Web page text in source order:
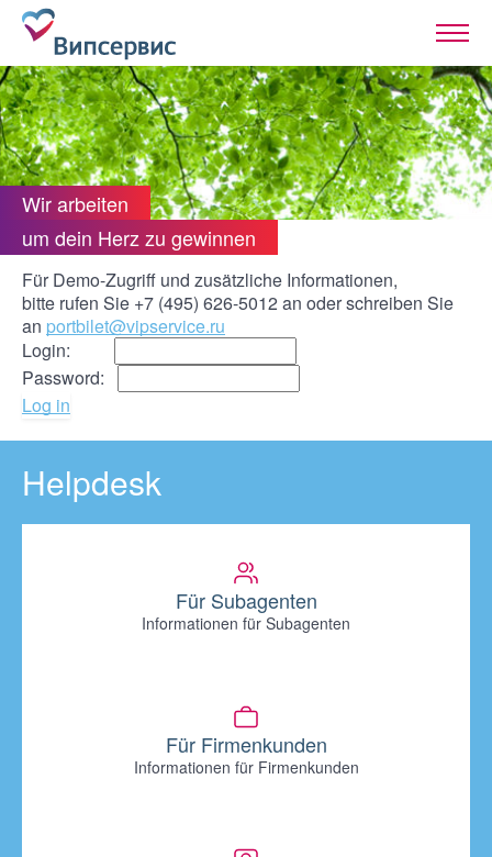
Wir arbeiten
um dein Herz zu gewinnen
Für Demo-Zugriff und zusätzliche Informationen,
bitte rufen Sie +7 (495) 626-5012 an oder schreiben Sie
an portbilet@vipservice.ru
Login:
Password:
Log in
Helpdesk
Für Subagenten
Informationen für Subagenten
Für Firmenkunden
Informationen für Firmenkunden